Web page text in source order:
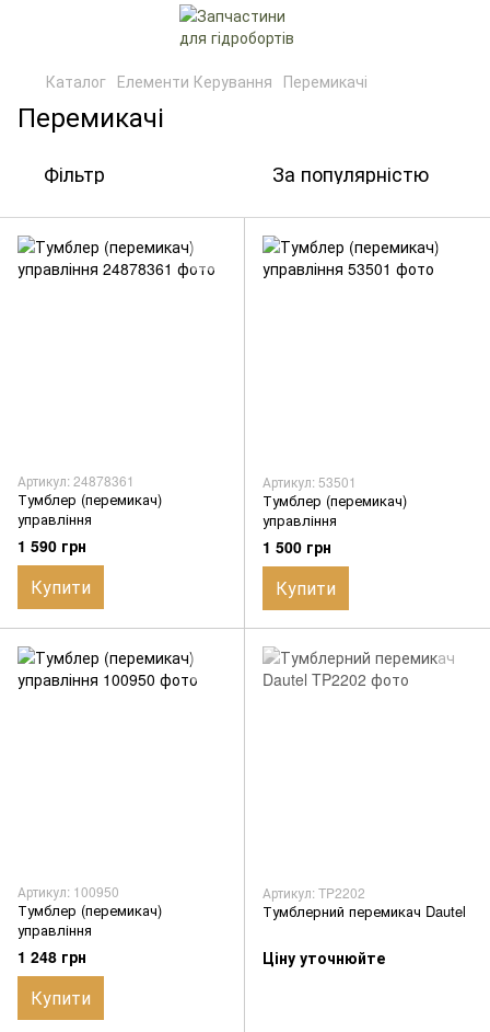
Каталог Елементи Керування Перемикачі
Перемикачі
Фільтр За популярністю
Артикул: 24878361
Тумблер (перемикач)
управління
1 590 грн
Купити
Артикул: 53501
Тумблер (перемикач)
управління
1 500 грн
Купити
Артикул: 100950
Тумблер (перемикач)
управління
1 248 грн
Купити
Артикул: TP2202
Тумблерний перемикач Dautel
Ціну уточнюйте